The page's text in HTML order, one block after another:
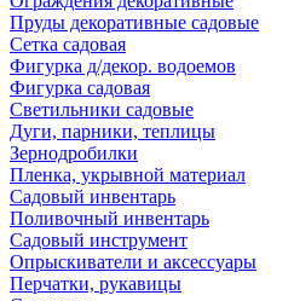
Пруды декоративные садовые
Сетка садовая
Фигурка д/декор. водоемов
Фигурка садовая
Светильники садовые
Дуги, парники, теплицы
Зернодробилки
Пленка, укрывной материал
Садовый инвентарь
Поливочный инвентарь
Садовый инструмент
Опрыскиватели и аксессуары
Перчатки, рукавицы